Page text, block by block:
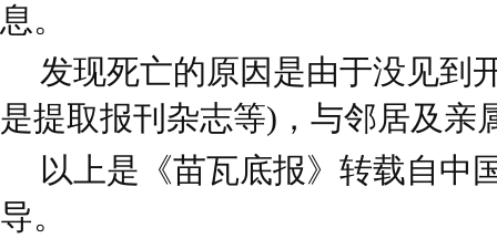
息。
发现死亡的原因是由于没见到
是提取报刊杂志等)，与邻居及亲
以上是《苗瓦底报》转载自中
导。